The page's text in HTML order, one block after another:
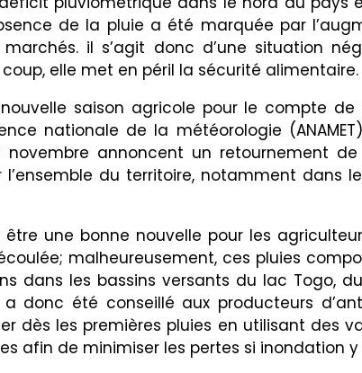
de la pluie a été marquée par
il s’agit donc d’une situation
elle met en péril la sécurité alimentaire.
saison agricole pour le compte de
nationale de la météorologie
annoncent un retournement
du territoire, notamment dans
une bonne nouvelle pour les
malheureusement, ces pluies
dans les bassins versants du lac Togo,
a donc été conseillé aux producteurs
dès les premières pluies en utilisant des
afin de minimiser les pertes si inondation y